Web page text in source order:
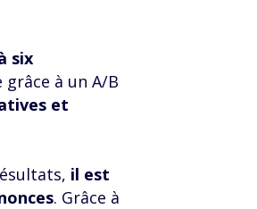
six
grâce à un A/B
et
il est
. Grâce à